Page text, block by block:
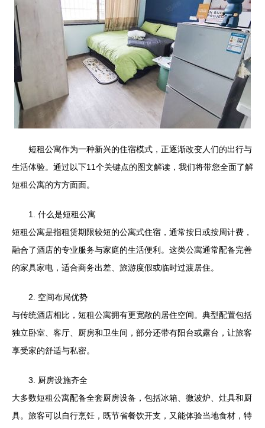
短租公寓作为一种新兴的住宿模式，正逐渐改变人们的出行与
生活体验。通过以下11个关键点的图文解读，我们将带您全面了解
短租公寓的方方面面。
1. 什么是短租公寓
短租公寓是指租赁期限较短的公寓式住宿，通常按日或按周计费，
融合了酒店的专业服务与家庭的生活便利。这类公寓通常配备完善
的家具家电，适合商务出差、旅游度假或临时过渡居住。
2. 空间布局优势
与传统酒店相比，短租公寓拥有更宽敞的居住空间。典型配置包括
独立卧室、客厅、厨房和卫生间，部分还带有阳台或露台，让旅客
享受家的舒适与私密。
3. 厨房设施齐全
大多数短租公寓配备全套厨房设备，包括冰箱、微波炉、灶具和厨
具。旅客可以自行烹饪，既节省餐饮开支，又能体验当地食材，特